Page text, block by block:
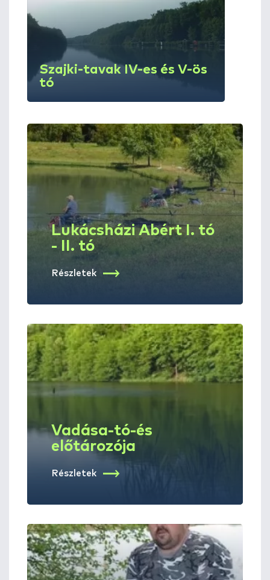
Szajki-tavak IV-es és V-ös
tó
Lukácsházi Abért I. tó
- II. tó
Részletek
Vadása-tó-és
előtározója
Részletek